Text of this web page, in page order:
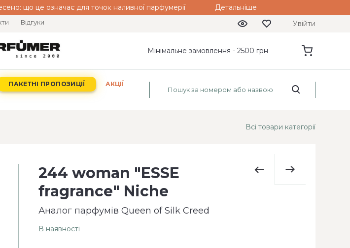
що це означає для точок наливної парфумерії
Детальніше
Відгуки Увійти
Мінімальне замовлення - 2500 грн
ПАКЕТНІ ПРОПОЗИЦІЇ
АКЦІЇ
Всі товари категорії
244 woman "ESSE
fragrance" Niche
Аналог парфумів Queen of Silk Creed
В наявності